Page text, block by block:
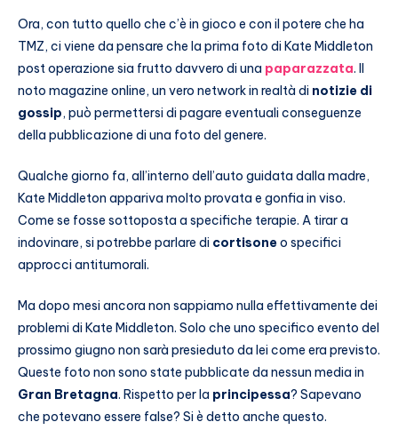
Ora, con tutto quello che c’è in gioco e con il potere che ha
TMZ, ci viene da pensare che la prima foto di Kate Middleton
post operazione sia frutto davvero di una paparazzata. Il
noto magazine online, un vero network in realtà di notizie di
gossip, può permettersi di pagare eventuali conseguenze
della pubblicazione di una foto del genere.
Qualche giorno fa, all’interno dell’auto guidata dalla madre,
Kate Middleton appariva molto provata e gonfia in viso.
Come se fosse sottoposta a specifiche terapie. A tirar a
indovinare, si potrebbe parlare di cortisoneo specifici
approcci antitumorali.
Ma dopo mesi ancora non sappiamo nulla effettivamente dei
problemi di Kate Middleton. Solo che uno specifico evento del
prossimo giugno non sarà presieduto da lei come era previsto.
Queste foto non sono state pubblicate da nessun media in
Gran Bretagna. Rispetto per la principessa? Sapevano
che potevano essere false? Si è detto anche questo.